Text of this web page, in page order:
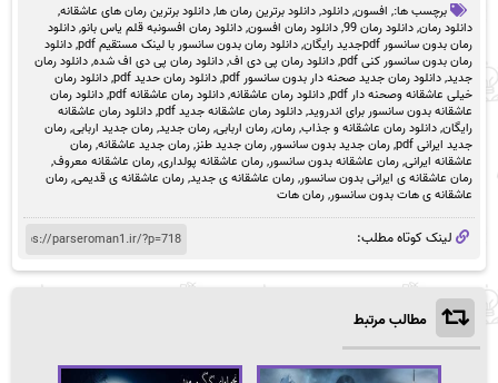
برچسب ها:, افسون,دانلود,دانلود برترین رمان ها,دانلود برترین رمان های عاشقانه,
دانلود رمان,دانلود رمان 99 ,دانلود رمان افسون,دانلود رمان افسونبه قلم یاس بانو,دانلود
رمان بدون سانسور pdfجدید رایگان
,دانلود رمان بدون سانسور با لینک مستقیم pdf ,دانلود
رمان بدون سانسور کنی pdf
,دانلود رمان پی دی اف,دانلود رمان پی دی اف شده,دانلود رمان
جدید,دانلود رمان جدید صحنه دار بدون سانسور pdf ,دانلود رمان حدید pdf ,دانلود رمان
خیلی عاشقانه وصحنه دار pdf
,دانلود رمان عاشقانه,دانلود رمان عاشقانه pdf ,دانلود رمان
عاشقانه بدون سانسور برای اندروید,دانلود رمان عاشقانه جدید pdf ,دانلود رمان عاشقانه
رایگان,دانلود رمان عاشقانه و جذاب,رمان,رمان اربابی,رمان جدید,رمان جدید اربابی,رمان
جدید ایرانی pdf
,رمان جدید بدون سانسور,رمان جدید طنز,رمان جدید عاشقانه,رمان
عاشقانه ایرانی,رمان عاشقانه بدون سانسور,رمان عاشقانه پولداری,رمان عاشقانه معروف,
رمان عاشقانه ی ایرانی بدون سانسور,رمان عاشقانه ی جدید,رمان عاشقانه ی قدیمی,رمان
عاشقانه ی هات بدون سانسور,رمان هات
لینک کوتاه مطلب:
مطالب مرتبط